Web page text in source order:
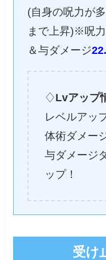
(自身の呪力が
まで上昇)※呪
＆与ダメージ
♢Lvアップ
レベルアッ
体術ダメー
与ダメージ
ップ！
受け